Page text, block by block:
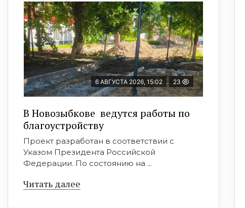
6 АВГУСТА 2026, 15:02 23
В Новозыбкове ведутся работы по
благоустройству
Проект разработан в соответствии с
Указом Президента Российской
Федерации. По состоянию на ...
Читать далее